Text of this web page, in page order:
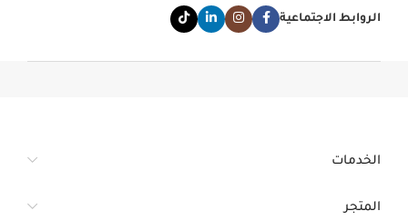
الروابط الاجتماعية
الخدمات
المتجر